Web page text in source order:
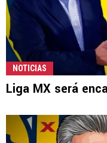
NOTICIAS
Liga MX será